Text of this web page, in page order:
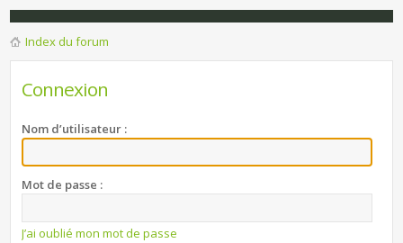
Index du forum
Connexion
Nom d’utilisateur :
Mot de passe :
J’ai oublié mon mot de passe